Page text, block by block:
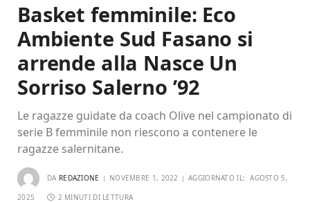
Basket femminile: Eco
Ambiente Sud Fasano si
arrende alla Nasce Un
Sorriso Salerno ’92
Le ragazze guidate da coach Olive nel campionato di
serie B femminile non riescono a contenere le
ragazze salernitane.
DA REDAZIONE NOVEMBRE 1, 2022 AGGIORNATO IL: AGOSTO 5,
2025 2 MINUTI DI LETTURA